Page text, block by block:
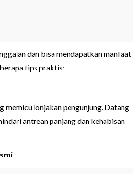
dan bisa mendapatkan manfaat
tips praktis:
memicu lonjakan pengunjung. Datang
antrean panjang dan kehabisan